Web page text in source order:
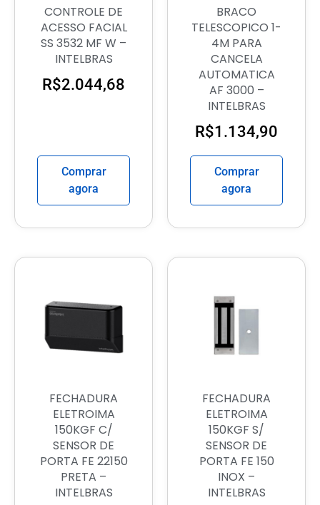
CONTROLE DE
ACESSO FACIAL
SS 3532 MF W –
INTELBRAS
R$2.044,68
Comprar
agora
BRACO
TELESCOPICO 1-
4M PARA
CANCELA
AUTOMATICA
AF 3000 –
INTELBRAS
R$1.134,90
Comprar
agora
FECHADURA
ELETROIMA
150KGF C/
SENSOR DE
PORTA FE 22150
PRETA –
INTELBRAS
FECHADURA
ELETROIMA
150KGF S/
SENSOR DE
PORTA FE 150
INOX –
INTELBRAS